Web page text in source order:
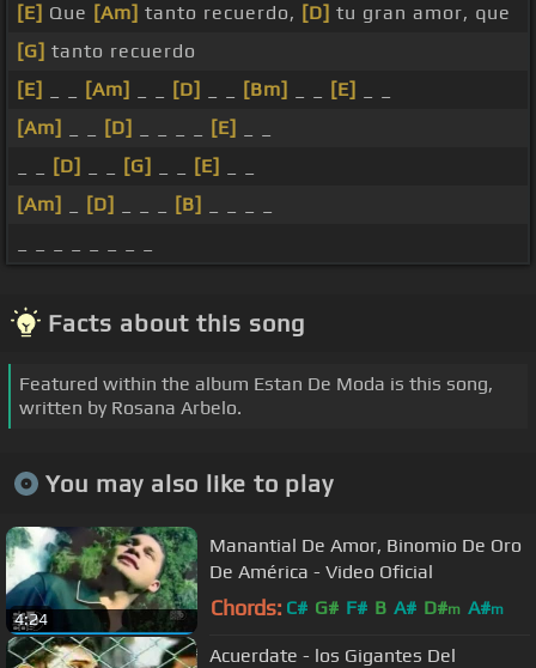
[E] Que [Am] tanto recuerdo, [D] tu gran amor, que
[G] tanto recuerdo
[E]
[Am] [D] [Bm] [E]
[Am]
[D] [E]
[D] [G] [E]
[Am]
[D] [B]
Facts about this song
Featured within the album Estan De Moda is this song,
written by Rosana Arbelo.
You may also like to play
4:24
Manantial De Amor, Binomio De Oro
De América - Video Oficial
Chords: C# G# F# B A# D#m A#m
Acuerdate - los Gigantes Del